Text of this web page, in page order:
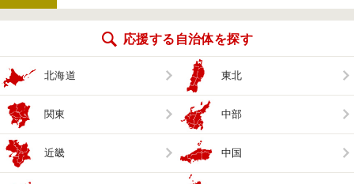
応援する自治体を探す
北海道 東北
関東 中部
近畿 中国